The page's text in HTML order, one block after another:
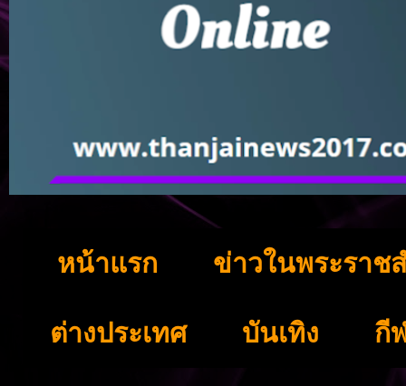
หน้าแรก ข่าวในพระราช
ต่างประเทศ บันเทิง กี